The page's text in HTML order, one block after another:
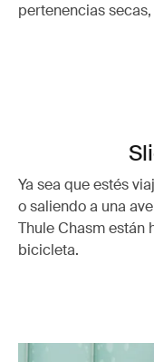
pertenencias
Ya sea que estés
o saliendo a una
Thule Chasm están
bicicleta.